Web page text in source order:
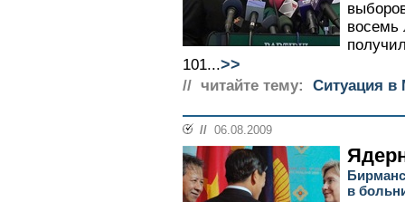
восемь
101...>>
// читайте тему: Ситуация в
// 06.08.2009
в